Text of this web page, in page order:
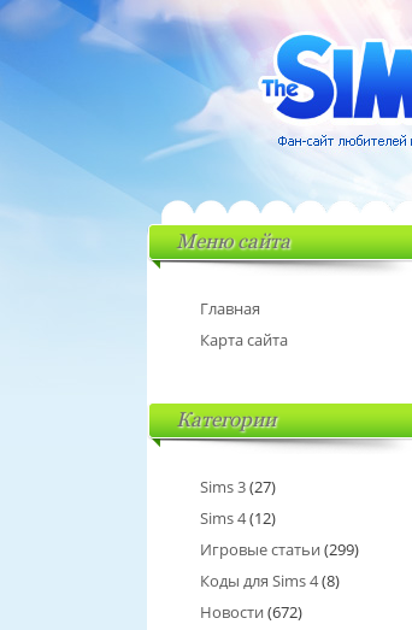
Меню сайта
Главная
Карта сайта
Категории
Sims 3(27)
Sims 4(12)
Игровые статьи (299)
Коды для Sims 4(8)
Новости (672)